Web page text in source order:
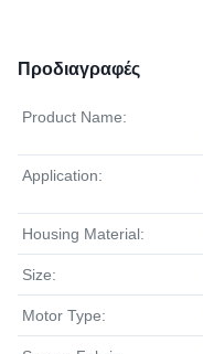
Προδιαγραφές
Product Name:
Application:
Housing Material:
Size:
Motor Type: